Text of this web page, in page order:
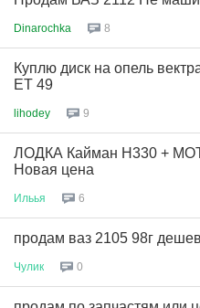
Dinarochka 8
Куплю диск на опель
ET 49
lihodey 9
ЛОДКА Кайман Н330 +
Новая цена
Ильья 6
продам ваз 2105 98г
Чулик 0